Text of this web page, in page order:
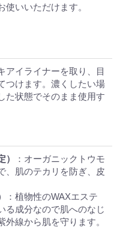
いいただけます。
アイライナーを取り、目
つけます。濃くしたい場
た状態でそのまま使用す
：オーガニックトウモ
、肌のテカリを防ぎ、皮
：植物性のWAXエステ
る成分なので肌へのなじ
線から肌を守ります。